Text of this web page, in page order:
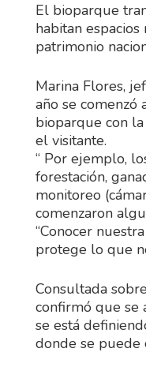
El bioparque
habitan
patrimonio
Marina Flores,
año se
bioparque con
el visitante.
“ Por ejemplo,
forestación,
monitoreo
comenzaron
“Conocer
protege lo que
Consultada
confirmó que se
se está
donde se puede